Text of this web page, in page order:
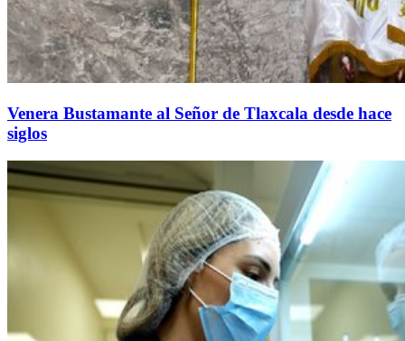
Venera Bustamante al Señor de Tlaxcala desde hace
siglos